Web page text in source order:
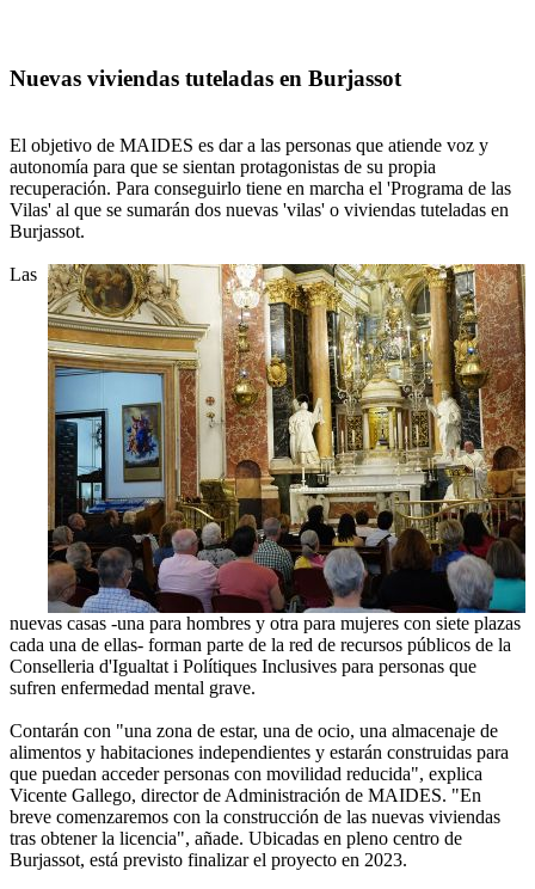
Nuevas viviendas tuteladas en Burjassot
El objetivo de MAIDES es dar a las personas que atiende voz y
autonomía para que se sientan protagonistas de su propia
recuperación. Para conseguirlo tiene en marcha el 'Programa de las
Vilas' al que se sumarán dos nuevas 'vilas' o viviendas tuteladas en
Burjassot.
Las
nuevas casas -una para hombres y otra para mujeres con siete plazas
cada una de ellas- forman parte de la red de recursos públicos de la
Conselleria d'Igualtat i Polítiques Inclusives para personas que
sufren enfermedad mental grave.
Contarán con "una zona de estar, una de ocio, una almacenaje de
alimentos y habitaciones independientes y estarán construidas para
que puedan acceder personas con movilidad reducida", explica
Vicente Gallego, director de Administración de MAIDES. "En
breve comenzaremos con la construcción de las nuevas viviendas
tras obtener la licencia", añade. Ubicadas en pleno centro de
Burjassot, está previsto finalizar el proyecto en 2023.